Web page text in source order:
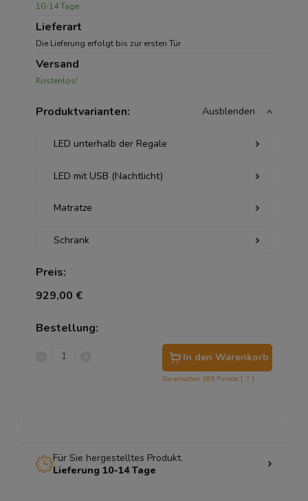
10-14 Tage
Lieferart
Die Lieferung erfolgt bis zur ersten Tür
Versand
Kostenlos!
Produktvarianten: Ausblenden
Preis:
929,00 €
Bestellung:
In den Warenkorb
Sie erhalten 185 Punkte [ ? ]
Für Sie hergestelltes Produkt.
Lieferung 10-14 Tage